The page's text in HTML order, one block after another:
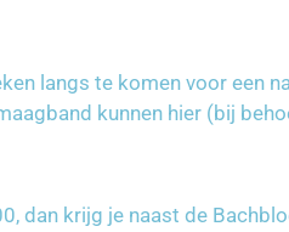
langs te komen voor een
kunnen hier (bij
dan krijg je naast de